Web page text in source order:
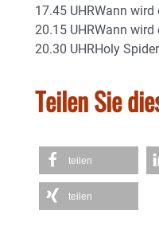
17.45 UHRWann
20.15 UHRWann
20.30 UHRHoly Spider
Teilen Sie
teilen
teilen